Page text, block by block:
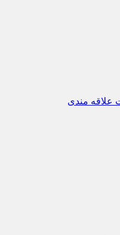
علاقه مندی